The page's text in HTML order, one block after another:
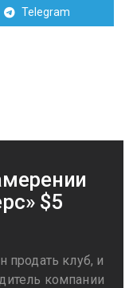
Telegram
$5
клуб, и
компании